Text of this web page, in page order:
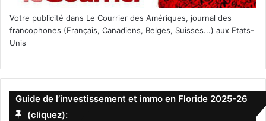
LOISIRS
Dernier mois pour l’expo
Kusama
Votre publicité dans Le Courrier des Amériques, journal des
francophones (Français, Canadiens, Belges, Suisses...) aux Etats-
Unis
Guide de l’investissement et immo en Floride 2025-26
(cliquez):